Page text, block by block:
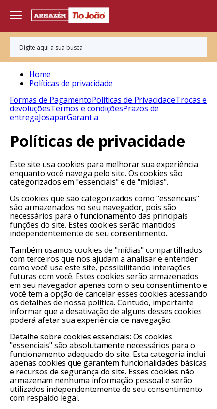
Home
Políticas de privacidade
Formas de PagamentoPolíticas de PrivacidadeTrocas e
devoluçõesTermos e condiçõesPrazos de
entregaJosaparGarantia
Políticas de privacidade
Este site usa cookies para melhorar sua experiência
enquanto você navega pelo site. Os cookies são
categorizados em "essenciais" e de "mídias".
Os cookies que são categorizados como "essenciais"
são armazenados no seu navegador, pois são
necessários para o funcionamento das principais
funções do site. Estes cookies serão mantidos
independentemente de seu consentimento.
Também usamos cookies de "mídias" compartilhados
com terceiros que nos ajudam a analisar e entender
como você usa este site, possibilitando interações
futuras com você. Estes cookies serão armazenados
em seu navegador apenas com o seu consentimento e
você tem a opção de cancelar esses cookies acessando
os detalhes de nossa política. Contudo, importante
informar que a desativação de alguns desses cookies
poderá afetar sua experiência de navegação.
Detalhe sobre cookies essenciais: Os cookies
"essenciais" são absolutamente necessários para o
funcionamento adequado do site. Esta categoria inclui
apenas cookies que garantem funcionalidades básicas
e recursos de segurança do site. Esses cookies não
armazenam nenhuma informação pessoal e serão
utilizados independentemente de seu consentimento
com respaldo legal.